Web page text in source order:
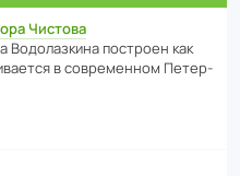
Чистова
пост­роен как
в совре­менном Пете­р­